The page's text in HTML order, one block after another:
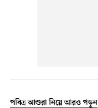
পবিত্র আশুরা নিয়ে আরও পড়ুন